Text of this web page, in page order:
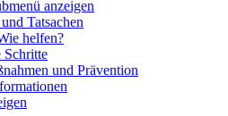
anzeigen
Tatsachen
helfen?
Schritte
und Prävention